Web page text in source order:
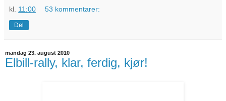
kl. 11:00 53 kommentarer:
Del
mandag 23. august 2010
Elbill-rally, klar, ferdig, kjør!